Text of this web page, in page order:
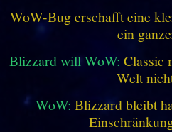
WoW-Bug erschafft eine
ein
Blizzard will WoW: Classic
Welt
WoW: Blizzard bleibt